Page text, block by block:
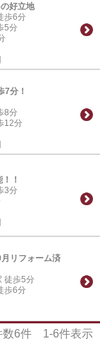
好立地
歩6分
5分
7分！
8分
12分
！
3分
リフォーム済
徒歩5分
歩6分
数6件 1-6件表示